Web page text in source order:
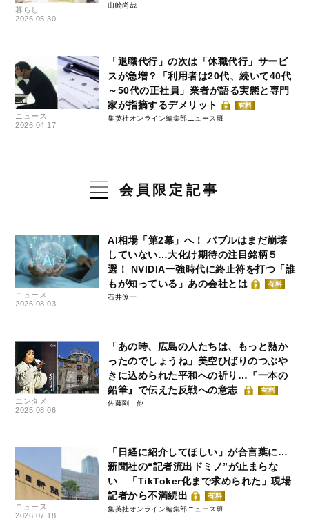
暮らし
2026.05.30
山崎尚哉
ニュース
2026.04.17
「退職代行」の次は「休職代行」サービ
スが急増？「利用者は20代、続いて40代
～50代の正社員」業者が語る実態と専門
家が指摘するデメリット
有料
集英社オンライン編集部ニュース班
会員限定記事
ニュース
2026.08.03
AI相場「第2幕」へ！ バブルはまだ崩壊
していない…大化け期待の注目銘柄５
選！ NVIDIA一強時代に終止符を打つ「誰
もが知っている」あの会社とは
有料
石井僚一
エンタメ
2025.08.06
「あの時、広島の人たちは、もっと熱か
ったのでしょうね」美空ひばりのつぶや
きに込められた平和への祈り…『一本の
鉛筆』で伝えた反戦への意志
有料
佐藤剛
ニュース
2026.07.18
「日経に紹介してほしい」が合言葉に…
新聞社の“記者流出ドミノ”が止まらな
い 「TikToker化まで求められた」現場
記者から不満続出
有料
集英社オンライン編集部ニュース班